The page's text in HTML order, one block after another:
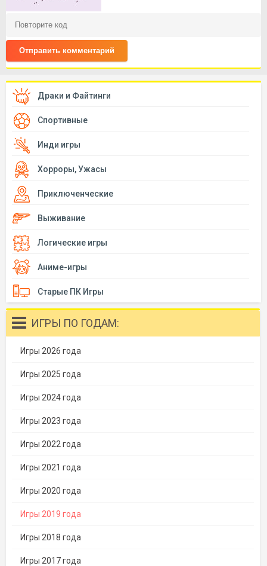
Отправить комментарий
Драки и Файтинги
Спортивные
Инди игры
Хорроры, Ужасы
Приключенческие
Выживание
Логические игры
Аниме-игры
Старые ПК Игры
ИГРЫ ПО ГОДАМ:
Игры 2026 года
Игры 2025 года
Игры 2024 года
Игры 2023 года
Игры 2022 года
Игры 2021 года
Игры 2020 года
Игры 2019 года
Игры 2018 года
Игры 2017 года